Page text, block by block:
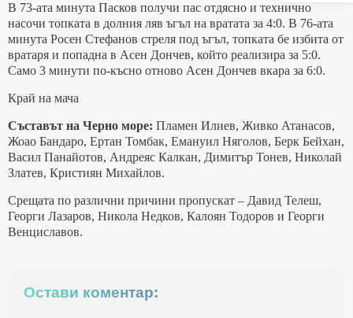
В 73-ата минута Пасков получи пас отдясно и технично
насочи топката в долния ляв ъгъл на вратата за 4:0. В 76-ата
минута Росен Стефанов стреля под ъгъл, топката бе избита от
вратаря и попадна в Асен Дончев, който реализира за 5:0.
Само 3 минути по-късно отново Асен Дончев вкара за 6:0.
Край на мача
Съставът на Черно море: Пламен Илиев, Живко Атанасов,
Жоао Бандаро, Ертан Томбак, Емануил Няголов, Берк Бейхан,
Васил Панайотов, Андреяс Калкан, Димитър Тонев, Николай
Златев, Кристиян Михайлов.
Срещата по различни причини пропускат – Давид Телеш,
Георги Лазаров, Никола Недков, Калоян Тодоров и Георги
Венциславов.
Остави коментар: